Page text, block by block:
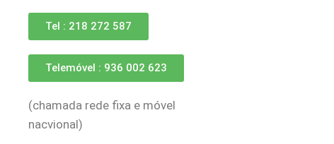
Tel : 218 272 587
Telemóvel : 936 002 623
(chamada rede fixa e móvel
nacvional)